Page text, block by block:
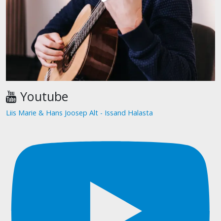
Youtube
Liis Marie & Hans Joosep Alt - Issand Halasta